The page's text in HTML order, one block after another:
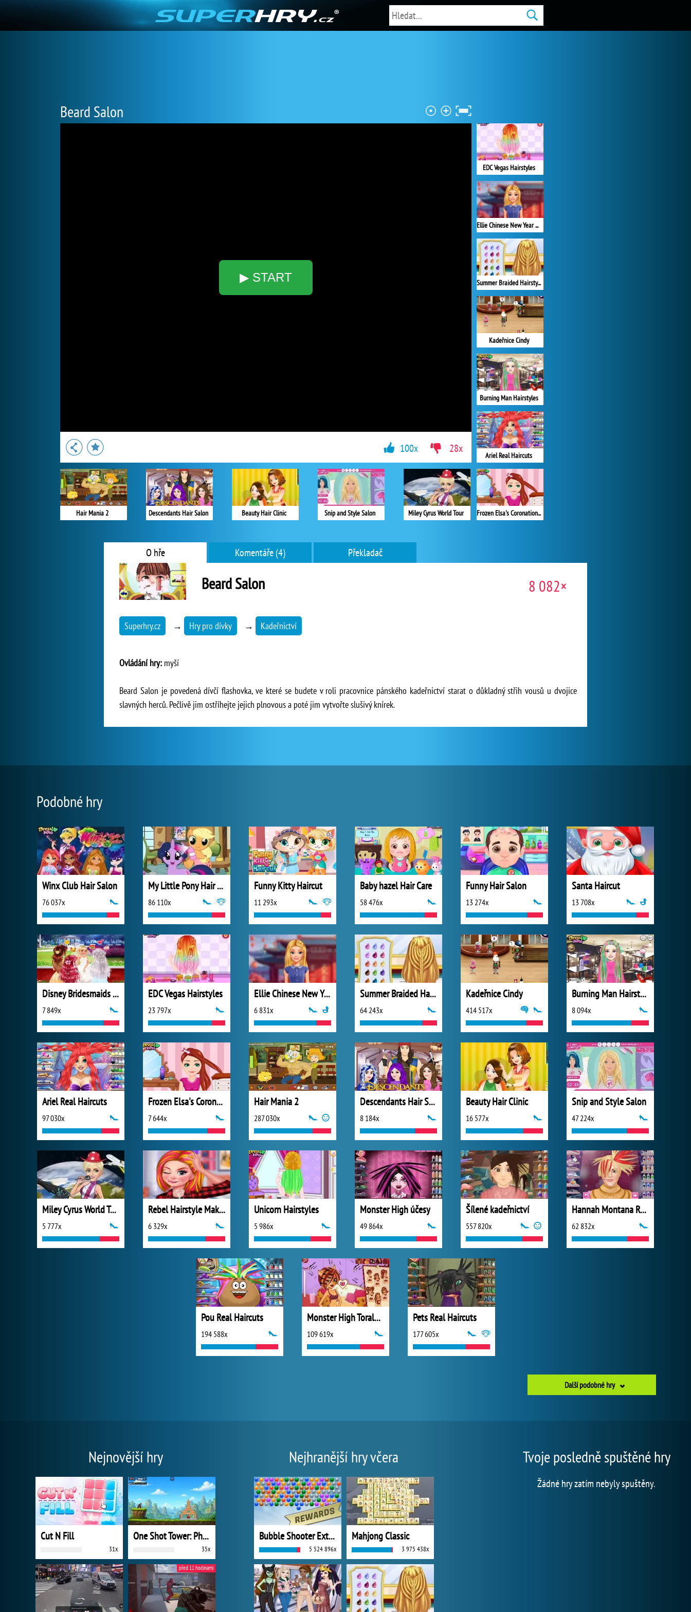
Beard Salon
▶ START
EDC Vegas Hairstyles
Ellie Chinese New Year Celebration
Summer Braided Hairstyles
Kadeřnice Cindy
Burning Man Hairstyles
Ariel Real Haircuts
Frozen Elsa's Coronation Hairstyle
Hair Mania 2 Descendants Hair Salon Beauty Hair Clinic Snip and Style Salon Miley Cyrus World Tour
100x 28x
O hře Komentáře (4) Překladač
Beard Salon 8 082×
Superhry.cz → Hry pro dívky → Kadeřnictví
Ovládání hry: myší
Beard Salon je povedená dívčí flashovka, ve které se budete v roli pracovnice pánského kadeřnictví starat o důkladný střih vousů u dvojice
slavných herců. Pečlivě jim ostříhejte jejich plnovous a poté jim vytvořte slušivý knírek.
Podobné hry
Winx Club Hair Salon
76 037x
My Little Pony Hair Salon
86 110x
Funny Kitty Haircut
11 293x
Baby hazel Hair Care
58 476x
Funny Hair Salon
13 274x
Santa Haircut
13 708x
Disney Bridesmaids Hair Salon
7 849x
EDC Vegas Hairstyles
23 797x
Ellie Chinese New Year Celebration
6 831x
Summer Braided Hairstyles
64 243x
Kadeřnice Cindy
414 517x
Burning Man Hairstyles
8 094x
Ariel Real Haircuts
97 030x
Frozen Elsa's Coronation Hairstyle
7 644x
Hair Mania 2
287 030x
Descendants Hair Salon
8 184x
Beauty Hair Clinic
16 577x
Snip and Style Salon
47 224x
Miley Cyrus World Tour
5 777x
Rebel Hairstyle Makeover
6 329x
Unicorn Hairstyles
5 986x
Monster High účesy
49 864x
Šílené kadeřnictví
557 820x
Hannah Montana Real Haircuts
62 832x
Pou Real Haircuts
194 588x
Monster High Toralei Stripe Hairstyle
109 619x
Pets Real Haircuts
177 605x
Další podobné hry
Nejnovější hry
Cut N Fill
31x
One Shot Tower: Physics Destroyer
35x
před 11 hodinami
Nejhranější hry včera
Bubble Shooter Extreme
5 524 896x
Mahjong Classic
3 975 438x
Tvoje posledně spuštěné hry
Žádné hry zatím nebyly spuštěny.